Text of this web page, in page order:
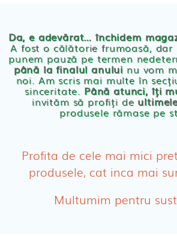
Servetele umede ecologice
Cosmetice BEBE
Olita Bio Naty
PRODUSE FEMEI
Absorbante Post-Natale
Absorbante Incontinenta Urinara
Da, e adevărat… închidem
A fost o călătorie frumoasă,
punem pauză pe termen
până la finalul anului nu vom
noi. Am scris mai multe în
sinceritate. Până atunci, îți
invităm să profiți de
produsele rămase pe
Profita de cele mai mici
produsele, cat inca mai
Multumim pentru